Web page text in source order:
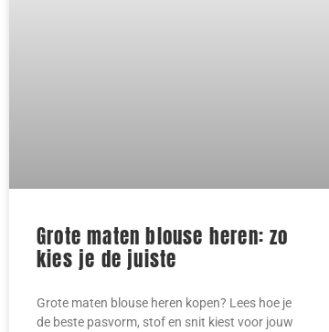
Grote maten blouse heren: zo
kies je de juiste
Grote maten blouse heren kopen? Lees hoe je
de beste pasvorm, stof en snit kiest voor jouw